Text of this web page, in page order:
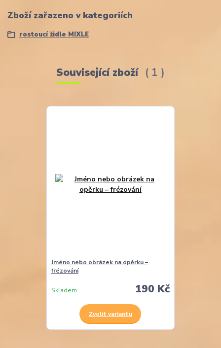
Zboží zařazeno v kategoriích
rostoucí židle MIXLE
Související zboží 1
Jméno nebo obrázek na opěrku –
frézování
190 Kč
Skladem
Zvolit variantu